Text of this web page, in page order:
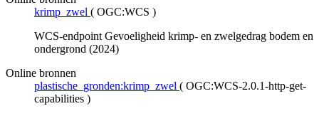
krimp_zwel ( OGC:WCS )
WCS-endpoint Gevoeligheid krimp- en zwelgedrag bodem en
ondergrond (2024)
Online bronnen
plastische_gronden:krimp_zwel ( OGC:WCS-2.0.1-http-get-
capabilities )